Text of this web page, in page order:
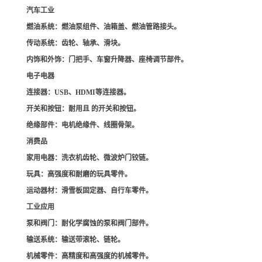
汽车工业
燃油系统：燃油泵组件、油箱盖、燃油管路接头。
传动系统：齿轮、轴承、滑块。
内饰和外饰：门把手、车窗升降器、座椅调节部件。
电子电器
连接器：USB、HDMI等连接器。
开关和按钮：耐用且 的开关和按钮。
绝缘部件：电机绝缘件、线圈骨架。
消费品
家用电器：洗衣机齿轮、微波炉门铰链。
玩具：高强度和耐磨的玩具零件。
运动器材：滑雪板固定器、自行车零件。
工业应用
泵和阀门 ：耐化学腐蚀的泵和阀门部件。
输送系统：输送带滚轮、链轮。
机械零件：高精度和高强度的机械零件。